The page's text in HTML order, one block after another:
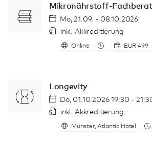
Mikronährstoff-
Mo, 21.09. - 08.10.2026
inkl. Akkreditierung
Online EUR 499
Longevity
Do, 01.10.2026 19:30 -
inkl. Akkreditierung
Münster, Atlantic Hotel